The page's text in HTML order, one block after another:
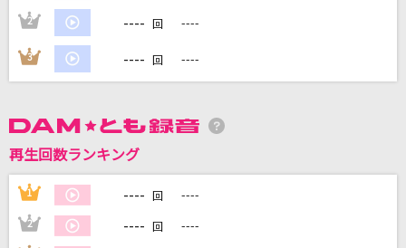
千本桜
WhiteFlame feat.初音ミク
津吹みゆ
マル・マル・モリ・モリ!
薫と友樹、たまにムック。
2 ---- 回 ----
3 ---- 回 ----
再生回数ランキング
1 ---- 回 ----
2 ---- 回 ----